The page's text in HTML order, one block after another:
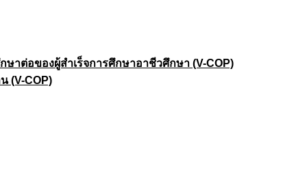
าต่อของผู้สำเร็จการศึกษาอาชีวศึกษา (V-COP)
(V-COP)